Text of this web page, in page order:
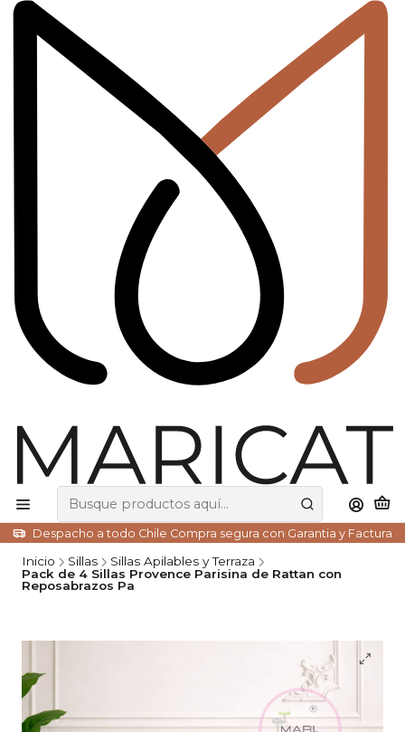
Despacho a todo Chile Compra segura con Garantia y Factura
Inicio Sillas
Sillas Apilables y Terraza
Pack de 4 Sillas Provence Parisina de Rattan con
Reposabrazos Pa